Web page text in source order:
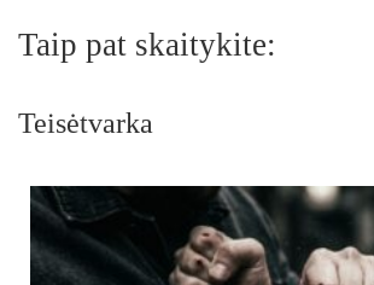
Taip pat skaitykite:
Teisėtvarka